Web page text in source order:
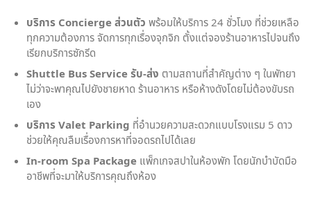
บริการ Concierge ส่วนตัว พร้อมให้บริการ 24 ชั่วโมง ที่ช่วยเหลือ
ทุกความต้องการ จัดการทุกเรื่องจุกจิก ตั้งแต่จองร้านอาหารไปจนถึง
เรียกบริการซักรีด
Shuttle Bus Service รับ-ส่ง ตามสถานที่สำคัญต่าง ๆ ในพัทยา
ไม่ว่าจะพาคุณไปยังชายหาด ร้านอาหาร หรือห้างดังโดยไม่ต้องขับรถ
เอง
บริการ Valet Parking ที่อำนวยความสะดวกแบบโรงแรม 5 ดาว
ช่วยให้คุณลืมเรื่องการหาที่จอดรถไปได้เลย
In-room Spa Packageแพ็กเกจสปาในห้องพัก โดยนักบำบัดมือ
อาชีพที่จะมาให้บริการคุณถึงห้อง